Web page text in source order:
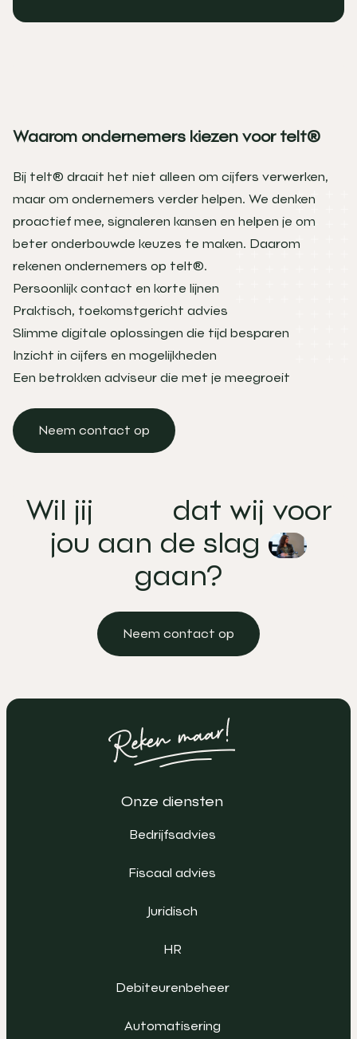
Waarom ondernemers kiezen voor telt®
Bij telt® draait het niet alleen om cijfers verwerken,
maar om ondernemers verder helpen. We denken
proactief mee, signaleren kansen en helpen je om
beter onderbouwde keuzes te maken. Daarom
rekenen ondernemers op telt®.
Persoonlijk contact en korte lijnen
Praktisch, toekomstgericht advies
Slimme digitale oplossingen die tijd besparen
Inzicht in cijfers en mogelijkheden
Een betrokken adviseur die met je meegroeit
Neem contact op
Wil jij dat wij voor
jou aan de slag
gaan?
Neem contact op
Neem contact op
Onze diensten
Bedrijfsadvies
Fiscaal advies
Juridisch
HR
Debiteurenbeheer
Automatisering